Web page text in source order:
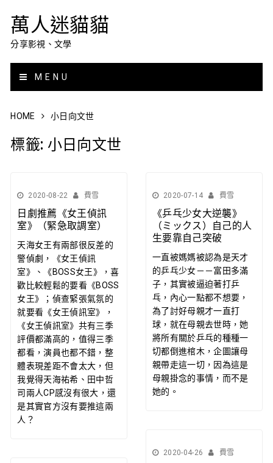
萬人迷貓貓
分享影視、文學
MENU
HOME 小日向文世
標籤: 小日向文世
2020-08-22 費雪
日劇推薦《女王偵訊
室》（緊急取調室）
天海女王有兩部很反差的
警偵劇，《女王偵訊
室》、《BOSS女王》，喜
歡比較輕鬆的要看《BOSS
女王》；偵查緊張氣氛的
就要看《女王偵訊室》，
《女王偵訊室》共有三季
評價都滿高的，值得三季
都看，演員也都不錯，整
體表現差距不會太大，但
我覺得天海祐希、田中哲
司兩人CP感沒有很大，還
是其實官方沒有要推這兩
人？
2020-07-14 費雪
《乒乓少女大逆襲》
（ミックス）自己的人
生要靠自己突破
一直被媽媽被認為是天才
的乒乓少女－－富田多滿
子，其實被逼迫著打乒
乓，內心一點都不想要，
為了討好母親才一直打
球，就在母親去世時，她
將所有關於乒乓的種種一
切都倒進棺木，企圖讓母
親帶走這一切，因為這是
母親掛念的事情，而不是
她的。
2020-04-26 費雪